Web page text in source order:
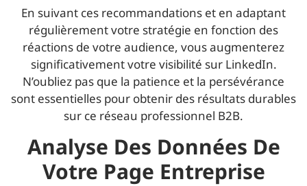
En suivant ces recommandations et en adaptant
régulièrement votre stratégie en fonction des
réactions de votre audience, vous augmenterez
significativement votre visibilité sur LinkedIn.
N’oubliez pas que la patience et la persévérance
sont essentielles pour obtenir des résultats durables
sur ce réseau professionnel B2B.
Analyse Des Données De
Votre Page Entreprise